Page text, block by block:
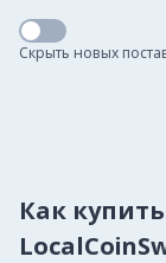
Скрыть новых
Как